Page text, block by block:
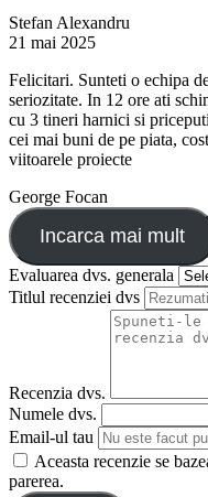
Stefan Alexandru
21 mai 2025
Felicitari. Sunteti o echipa
seriozitate. In 12 ore ati
cu 3 tineri harnici si
cei mai buni de pe piata,
viitoarele proiecte
George Focan
Incarca mai mult
Evaluarea dvs. generala
Titlul recenziei dvs
Recenzia dvs.
Numele dvs.
Email-ul tau
Aceasta recenzie se
parerea.